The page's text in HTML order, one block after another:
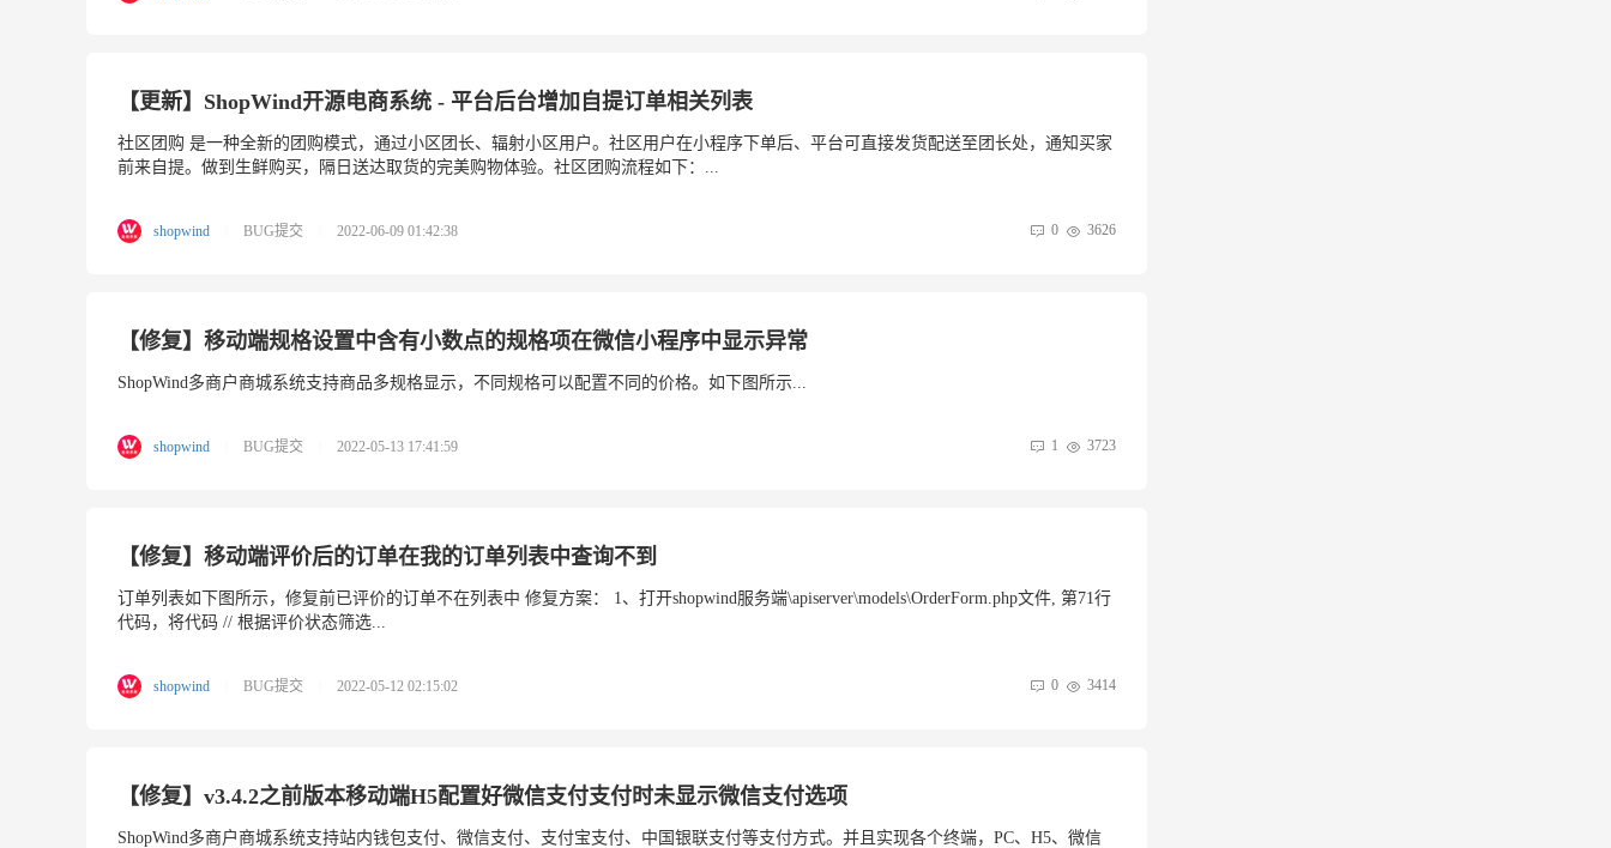
【更新】ShopWind开源电商系统 - 平台后台增加自提订单相关列表
社区团购 是一种全新的团购模式，通过小区团长、辐射小区用户。社区用户在小程序下单后、平台可直接发货配送至团长处，通知买家
前来自提。做到生鲜购买，隔日送达取货的完美购物体验。社区团购流程如下：...
shopwind BUG提交 2022-06-09 01:42:38 0 3626
【修复】移动端规格设置中含有小数点的规格项在微信小程序中显示异常
ShopWind多商户商城系统支持商品多规格显示，不同规格可以配置不同的价格。如下图所示...
shopwind BUG提交 2022-05-13 17:41:59 1 3723
【修复】移动端评价后的订单在我的订单列表中查询不到
订单列表如下图所示，修复前已评价的订单不在列表中 修复方案： 1、打开shopwind服务端\apiserver\models\OrderForm.php文件, 第71行
代码，将代码 // 根据评价状态筛选...
shopwind BUG提交 2022-05-12 02:15:02 0 3414
【修复】v3.4.2之前版本移动端H5配置好微信支付支付时未显示微信支付选项
ShopWind多商户商城系统支持站内钱包支付、微信支付、支付宝支付、中国银联支付等支付方式。并且实现各个终端，PC、H5、微信